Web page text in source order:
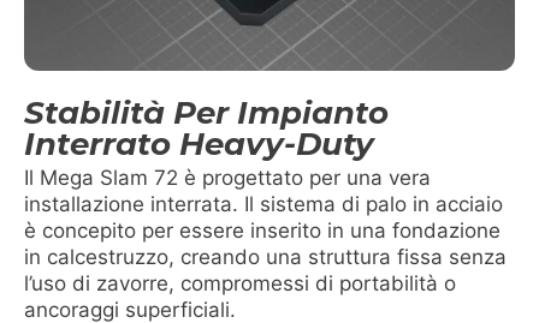
Stabilità Per Impianto
Interrato Heavy-Duty
Il Mega Slam 72 è progettato per una vera
installazione interrata. Il sistema di palo in acciaio
è concepito per essere inserito in una fondazione
in calcestruzzo, creando una struttura fissa senza
l’uso di zavorre, compromessi di portabilità o
ancoraggi superficiali.